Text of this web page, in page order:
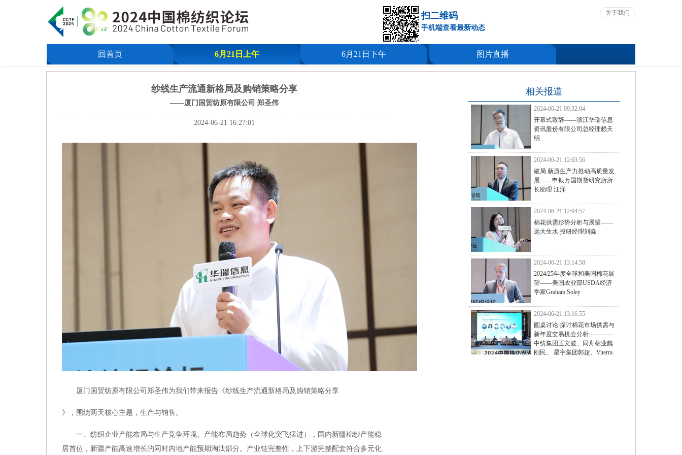
扫二维码
手机端查看最新动态
关于我们
回首页 6月21日上午 6月21日下午 图片直播
纱线生产流通新格局及购销策略分享
——厦门国贸纺原有限公司 郑圣伟
2024-06-21 16:27:01
厦门国贸纺原有限公司郑圣伟为我们带来报告《纱线生产流通新格局及购销策略分享
》，围绕两天核心主题，生产与销售。
一、纺织企业产能布局与生产竞争环境。产能布局趋势（全球化突飞猛进），国内新疆棉纱产能稳
居首位，新疆产能高速增长的同时内地产能预期淘汰部分。产业链完整性，上下游完整配套符合多元化
相关报道
2024-06-21 09:32:04
开幕式致辞——浙江华瑞信息
资讯股份有限公司总经理赖天
明
2024-06-21 12:03:56
破局 新质生产力推动高质量发
展——申银万国期货研究所所
长助理 汪洋
2024-06-21 12:04:57
棉花供需形势分析与展望——
远大生水 投研经理刘淼
2024-06-21 13:14:58
2024/25年度全球和美国棉花展
望——美国农业部USDA经济
学家Graham Soley
2024-06-21 13:16:55
圆桌讨论:探讨棉花市场供需与
新年度交易机会分析————
中纺集团王文波、同舟棉业魏
刚民、 星宇集团郭超、Viterra